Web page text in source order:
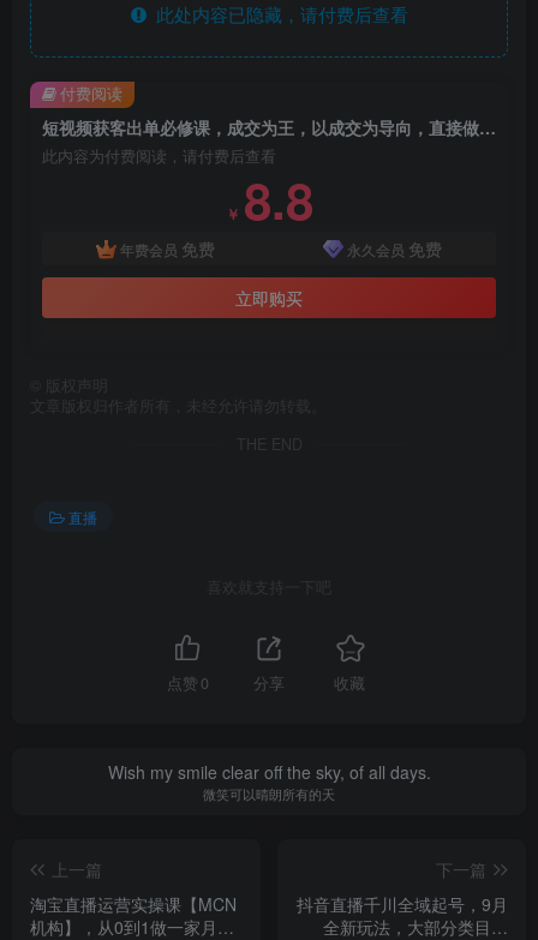
此处内容已隐藏，请付费后查看
短视频获客出单必修课，成交为王，以成交为导向，直接做能成交的流量
此内容为付费阅读，请付费后查看
￥ 8.8
年费会员 免费 永久会员 免费
立即购买
付费阅读
版权声明
文章版权归作者所有，未经允许请勿转载。
THE END
直播
喜欢就支持一下吧
点赞 0 分享 收藏
Wish my smile clear off the sky, of all days.
微笑可以晴朗所有的天
上一篇
淘宝直播运营实操课【MCN
机构】，从0到1做一家月销
下一篇
抖音直播千川全域起号，9月
全新玩法，大部分类目适